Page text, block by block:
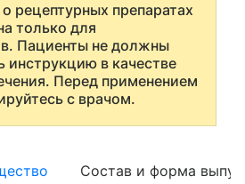
рецептурных препаратах
только для
Пациенты не должны
инструкцию в качестве
Перед применением
с врачом.
Состав и форма